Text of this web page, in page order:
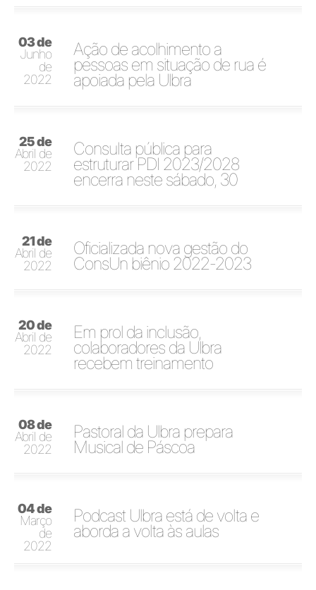
03 de
Junho
de
2022
Ação de acolhimento a
pessoas em situação de rua é
apoiada pela Ulbra
25 de
Abril de
2022
Consulta pública para
estruturar PDI 2023/2028
encerra neste sábado, 30
21 de
Abril de
2022
Oficializada nova gestão do
ConsUn biênio 2022-2023
20 de
Abril de
2022
Em prol da inclusão,
colaboradores da Ulbra
recebem treinamento
08 de
Abril de
2022
Pastoral da Ulbra prepara
Musical de Páscoa
04 de
Março
de
2022
Podcast Ulbra está de volta e
aborda a volta às aulas